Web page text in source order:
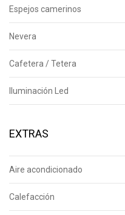
Espejos camerinos
Nevera
Cafetera / Tetera
Iluminación Led
EXTRAS
Aire acondicionado
Calefacción